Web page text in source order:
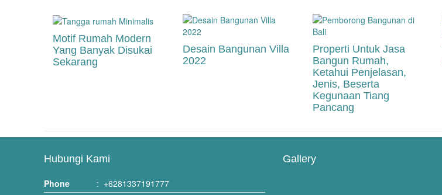
Motif Rumah Modern
Yang Banyak Disukai
Sekarang
Desain Bangunan Villa
2022
Properti Untuk Jasa
Bangun Rumah,
Ketahui Penjelasan,
Jenis, Beserta
Kegunaan Tiang
Pancang
Hubungi Kami
Phone : +6281337191777
Gallery